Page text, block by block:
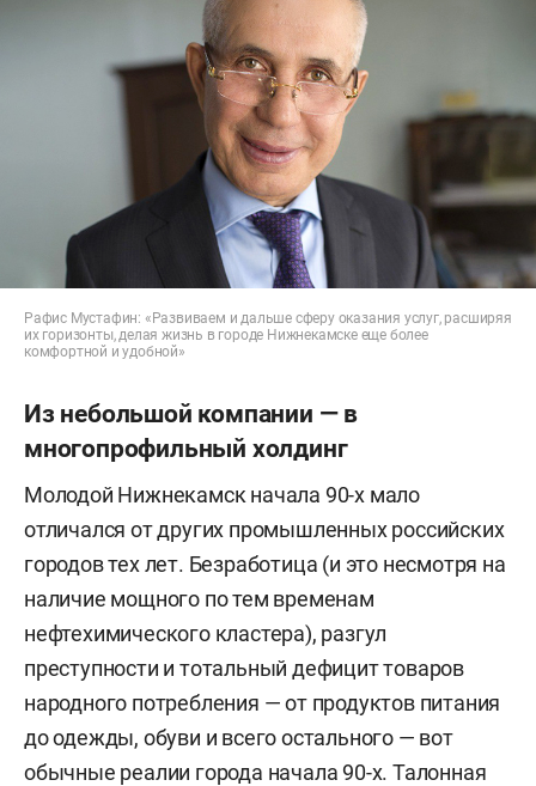
Рафис Мустафин: «Развиваем и дальше сферу оказания услуг, расширяя
их горизонты, делая жизнь в городе Нижнекамске еще более
комфортной и удобной»
Из небольшой компании — в
многопрофильный холдинг
Молодой Нижнекамск начала 90-х мало
отличался от других промышленных российских
городов тех лет. Безработица (и это несмотря на
наличие мощного по тем временам
нефтехимического кластера), разгул
преступности и тотальный дефицит товаров
народного потребления — от продуктов питания
до одежды, обуви и всего остального — вот
обычные реалии города начала 90-х. Талонная